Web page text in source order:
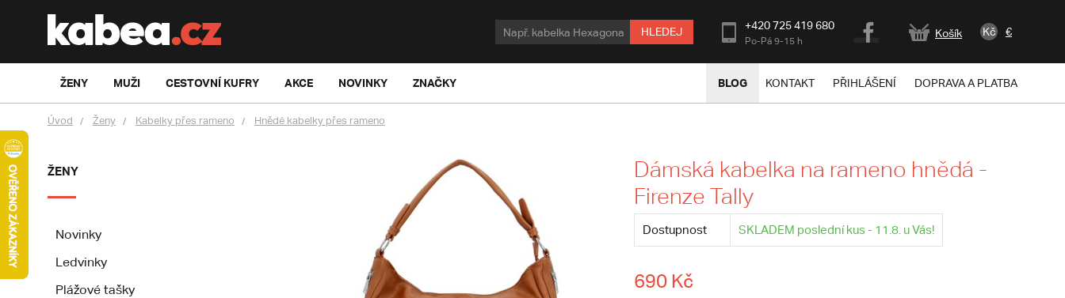
HLEDEJ +420 725 419 680
Po-Pá 9-15 h
Košík Kč €
ŽENY MUŽI CESTOVNÍ KUFRY AKCE NOVINKY ZNAČKY BLOG KONTAKT PŘIHLÁŠENÍ DOPRAVA A PLATBA
Úvod Ženy Kabelky přes rameno Hnědé kabelky přes rameno
ŽENY
Novinky
Ledvinky
Plážové tašky
Dámská kabelka na rameno hnědá -
Firenze Tally
Dostupnost SKLADEM poslední kus - 11.8. u Vás!
690 Kč